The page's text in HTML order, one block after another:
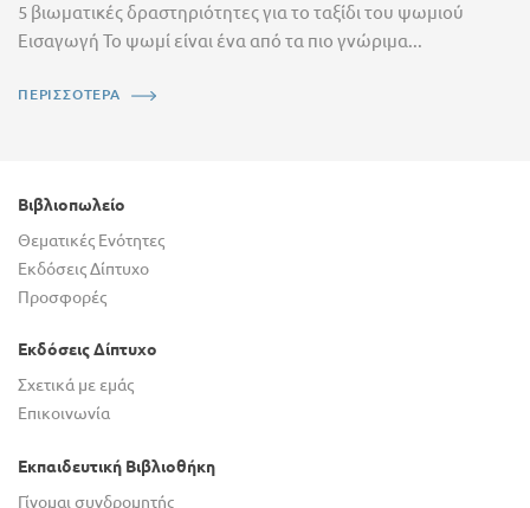
5 βιωματικές δραστηριότητες για το ταξίδι του ψωμιού
Εισαγωγή Το ψωμί είναι ένα από τα πιο γνώριμα...
ΠΕΡΙΣΣΟΤΕΡΑ
Βιβλιοπωλείο
Θεματικές Ενότητες
Εκδόσεις Δίπτυχο
Προσφορές
Εκδόσεις Δίπτυχο
Σχετικά με εμάς
Επικοινωνία
Εκπαιδευτική Βιβλιοθήκη
Γίνομαι συνδρομητής